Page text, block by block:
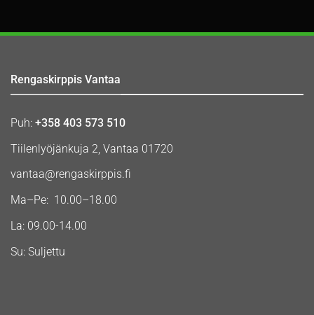
Rengaskirppis Vantaa
Puh: +358 403 573 510
Tiilenlyöjänkuja 2, Vantaa 01720
vantaa@rengaskirppis.fi
Ma–Pe: 10.00–18.00
La: 09.00-14.00
Su: Suljettu